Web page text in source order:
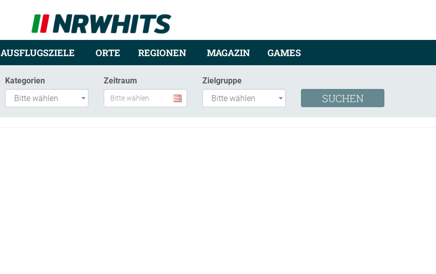
AUSFLUGSZIELE ORTE REGIONEN MAGAZIN GAMES
Kategorien Zeitraum Zielgruppe